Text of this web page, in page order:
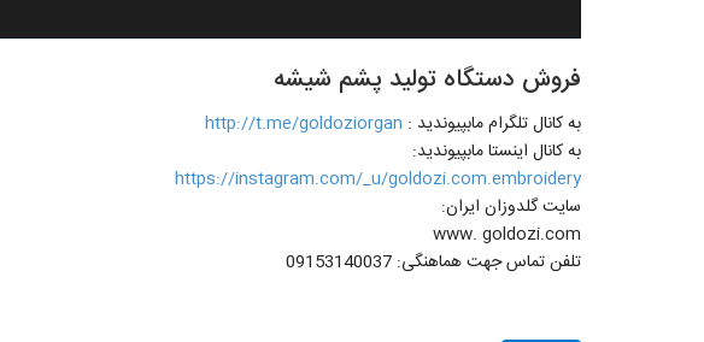
فروش دستگاه تولید پشم شیشه
به کانال تلگرام مابپیوندید : http://t.me/goldoziorgan
به کانال اینستا مابپیوندید:
https://instagram.com/_u/goldozi.com.embroidery
سایت گلدوزان ایران:
www. goldozi.com
تلفن تماس جهت هماهنگی: 09153140037